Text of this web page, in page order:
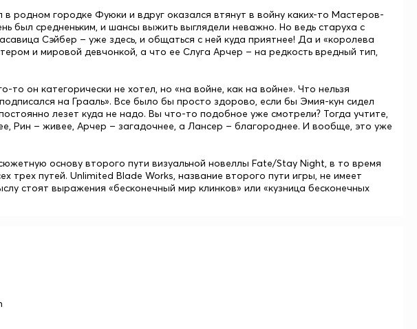
родном городке Фуюки и вдруг оказался втянут в войну каких-то Мастеров-
был средненьким, и шансы выжить выглядели неважно. Но ведь старуха с
Сэйбер – уже здесь, и общаться с ней куда приятнее! Да и «королева
и мировой девчонкой, а что ее Слуга Арчер – на редкость вредный тип,
он категорически не хотел, но «на войне, как на войне». Что нельзя
на Грааль». Все было бы просто здорово, если бы Эмия-кун сидел
лезет куда не надо. Вы что-то подобное уже смотрели? Тогда учтите,
Рин – живее, Арчер – загадочнее, а Лансер – благороднее. И вообще, это уже
основу второго пути визуальной новеллы Fate/Stay Night, в то время
трех путей. Unlimited Blade Works, название второго пути игры, не имеет
стоят выражения «бесконечный мир клинков» или «кузница бесконечных